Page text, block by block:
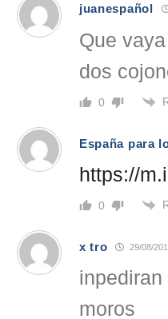
juanespañol
Que
dos
0
España para
https://
0
x tro 29/08/
moros